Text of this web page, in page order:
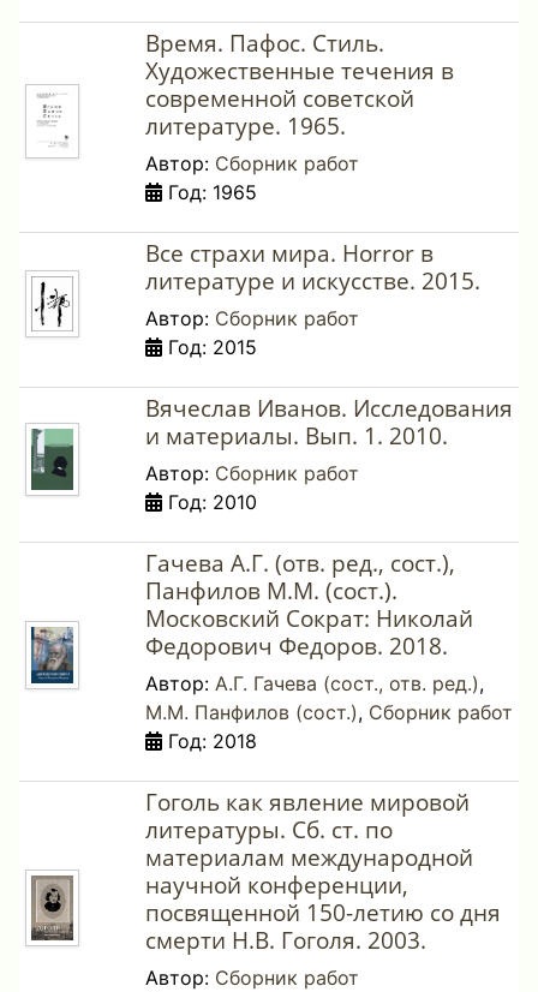
Время. Пафос. Стиль.
Художественные течения в
современной советской
литературе. 1965.
Автор: Сборник работ
Год: 1965
Все страхи мира. Horror в
литературе и искусстве. 2015.
Автор: Сборник работ
Год: 2015
Вячеслав Иванов. Исследования
и материалы. Вып. 1. 2010.
Автор: Сборник работ
Год: 2010
Гачева А.Г. (отв. ред., сост.),
Панфилов М.М. (сост.).
Московский Сократ: Николай
Федорович Федоров. 2018.
Автор: А.Г. Гачева (сост., отв. ред.),
М.М. Панфилов (сост.), Сборник работ
Год: 2018
Гоголь как явление мировой
литературы. Сб. ст. по
материалам международной
научной конференции,
посвященной 150-летию со дня
смерти Н.В. Гоголя. 2003.
Автор: Сборник работ